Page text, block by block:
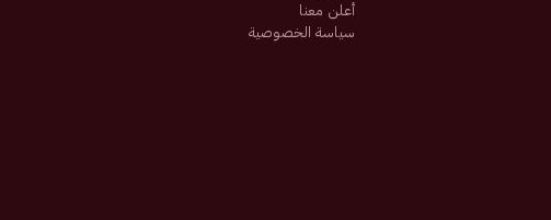
أعلن معنا
سياسة الخصوصية